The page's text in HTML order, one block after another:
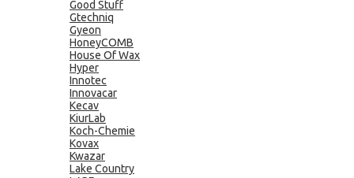
Good Stuff
Gtechniq
Gyeon
HoneyCOMB
House Of Wax
Hyper
Innotec
Innovacar
Kecav
KiurLab
Koch-Chemie
Kovax
Kwazar
Lake Country